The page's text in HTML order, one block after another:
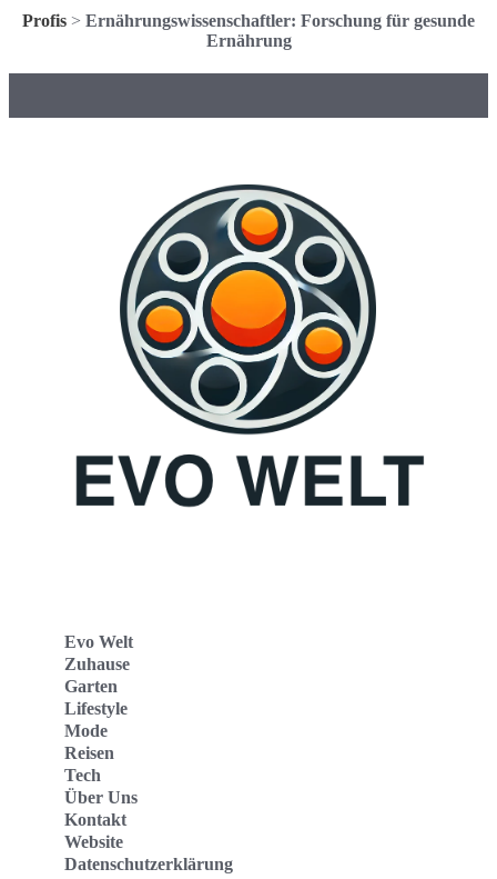
Profis > Ernährungswissenschaftler: Forschung für gesunde
Ernährung
Evo Welt
Zuhause
Garten
Lifestyle
Mode
Reisen
Tech
Über Uns
Kontakt
Website
Datenschutzerklärung